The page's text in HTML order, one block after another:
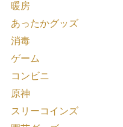
暖房
あったかグッズ
消毒
ゲーム
コンビニ
原神
スリーコインズ